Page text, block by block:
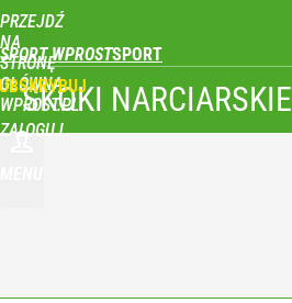
PRZEJDŹ
NA
STRONĘ
GŁÓWNĄ
WPROST.PL
SPORT WPROST
ZALOGUJ
SKOKI NARCIARSKIE